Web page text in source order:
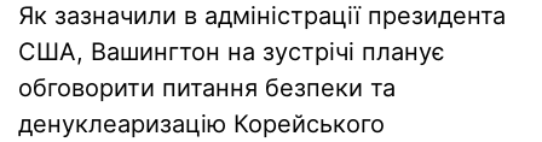
Як зазначили в адміністрації президента
США, Вашингтон на зустрічі планує
обговорити питання безпеки та
денуклеаризацію Корейського